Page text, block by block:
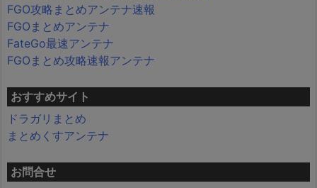
FGO攻略まとめアンテナ速報
FGOまとめアンテナ
FateGo最速アンテナ
FGOまとめ攻略速報アンテナ
おすすめサイト
ドラガリまとめ
まとめくすアンテナ
お問合せ